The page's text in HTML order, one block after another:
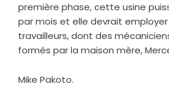
première phase, cette usine
par mois et elle devrait employer
travailleurs, dont des
formés par la maison mère,
Mike Pakoto.